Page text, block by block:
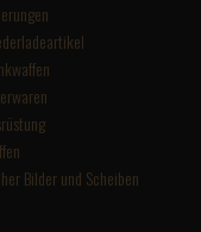
Bilder und Scheiben